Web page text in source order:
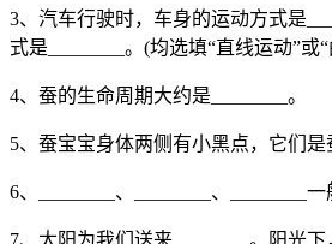
3、汽车行驶时，车身的运动方式是
式是________。(均选填“直线运动”或
4、蚕的生命周期大约是________。
5、蚕宝宝身体两侧有小黑点，它们是
6、________、________、________
7、太阳为我们送来________。阳光